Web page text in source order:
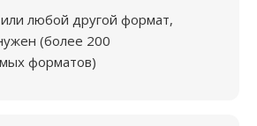
любой другой формат,
(более 200
форматов)